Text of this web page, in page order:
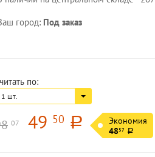
город: Под заказ
по:
1 шт.
07 49 50 a
Экономия
4857 a